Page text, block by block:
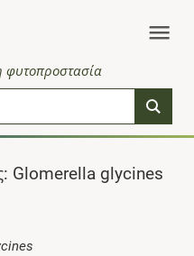
φυτοπροστασία
Glomerella glycines